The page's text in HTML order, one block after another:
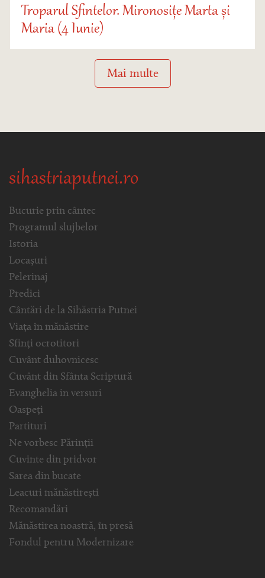
Troparul Sfintelor. Mironosițe Marta și
Maria (4 Iunie)
Mai multe
sihastriaputnei.ro
Bucurie prin cântec
Programul slujbelor
Istoria
Locașuri
Pelerinaj
Predici
Cântări de la Sihăstria Putnei
Viața în mănăstire
Sfinți ocrotitori
Cuvânt duhovnicesc
Cuvânt din Sfânta Scriptură
Evanghelia in versuri
Oaspeți
Partituri
Ne vorbesc Părinții
Cuvinte din pridvor
Sarea din bucate
Leacuri mănăstirești
Recomandări
Mănăstirea noastră, în presă
Fondul pentru Modernizare